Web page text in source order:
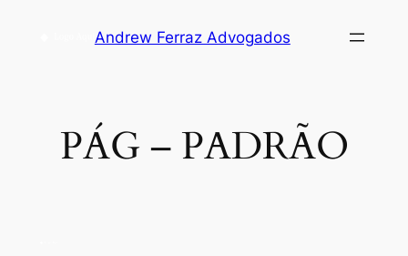
Andrew Ferraz Advogados
PÁG – PADRÃO